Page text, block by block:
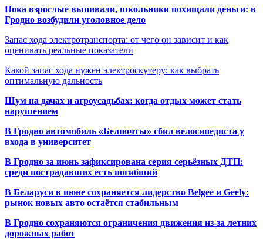
Пока взрослые выпивали, школьники похищали деньги: в
Гродно возбудили уголовное дело
Запас хода электротранспорта: от чего он зависит и как
оценивать реальные показатели
Какой запас хода нужен электроскутеру: как выбрать
оптимальную дальность
Шум на дачах и агроусадьбах: когда отдых может стать
нарушением
В Гродно автомобиль «Белпочты» сбил велосипедиста у
входа в университет
В Гродно за июнь зафиксирована серия серьёзных ДТП:
среди пострадавших есть погибший
В Беларуси в июне сохраняется лидерство Belgee и Geely:
рынок новых авто остаётся стабильным
В Гродно сохраняются ограничения движения из-за летних
дорожных работ